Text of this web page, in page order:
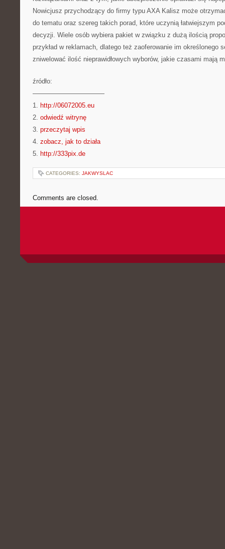
Nowicjusz przychodzący do firmy typu AXA Kalisz może
do tematu oraz szereg takich porad, które uczynią łatwiejszym
decyzji. Wiele osób wybiera pakiet w związku z dużą ilością
przykład w reklamach, dlatego też zaoferowanie im określonego
zniwelować ilość nieprawidłowych wyborów, jakie czasami mają
źródło:
———————————
1. http://06072005.eu
2. odwiedź witrynę
3. przeczytaj wpis
4. zobacz, jak to działa
5. http://333pix.de
CATEGORIES: JAKWYSLAC
Comments are closed.